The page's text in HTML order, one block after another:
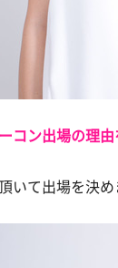
ン出場の理由
いて出場を決め